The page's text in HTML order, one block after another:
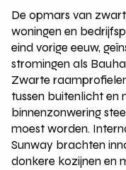
De opmars van
woningen en
eind vorige eeuw,
stromingen als
Zwarte
tussen buitenlicht en
binnenzonwering
moest worden.
Sunway brachten
donkere kozijnen en